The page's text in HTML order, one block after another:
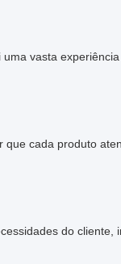
vasta
cada produto
do cliente,